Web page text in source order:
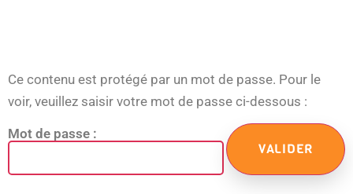
Ce contenu est protégé par un mot de passe. Pour le
voir, veuillez saisir votre mot de passe ci-dessous :
Mot de passe :